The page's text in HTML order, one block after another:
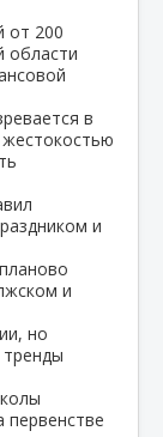
от 200
области
в
и
и
но
первенстве